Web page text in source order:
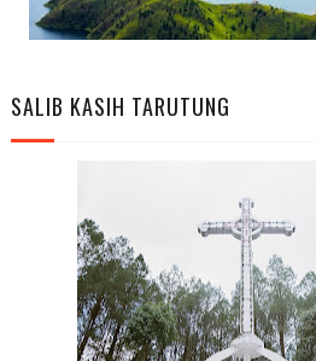
SALIB KASIH TARUTUNG